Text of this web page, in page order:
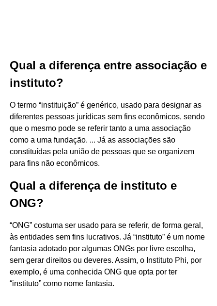
Qual a diferença entre associação e
instituto?
O termo “instituição” é genérico, usado para designar as
diferentes pessoas jurídicas sem fins econômicos, sendo
que o mesmo pode se referir tanto a uma associação
como a uma fundação. ... Já as associações são
constituídas pela união de pessoas que se organizem
para fins não econômicos.
Qual a diferença de instituto e
ONG?
“ONG” costuma ser usado para se referir, de forma geral,
às entidades sem fins lucrativos. Já “instituto” é um nome
fantasia adotado por algumas ONGs por livre escolha,
sem gerar direitos ou deveres. Assim, o Instituto Phi, por
exemplo, é uma conhecida ONG que opta por ter
“instituto” como nome fantasia.